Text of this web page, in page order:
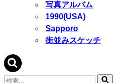
写真アルバム
1990(USA)
Sapporo
街並みスケッチ
検